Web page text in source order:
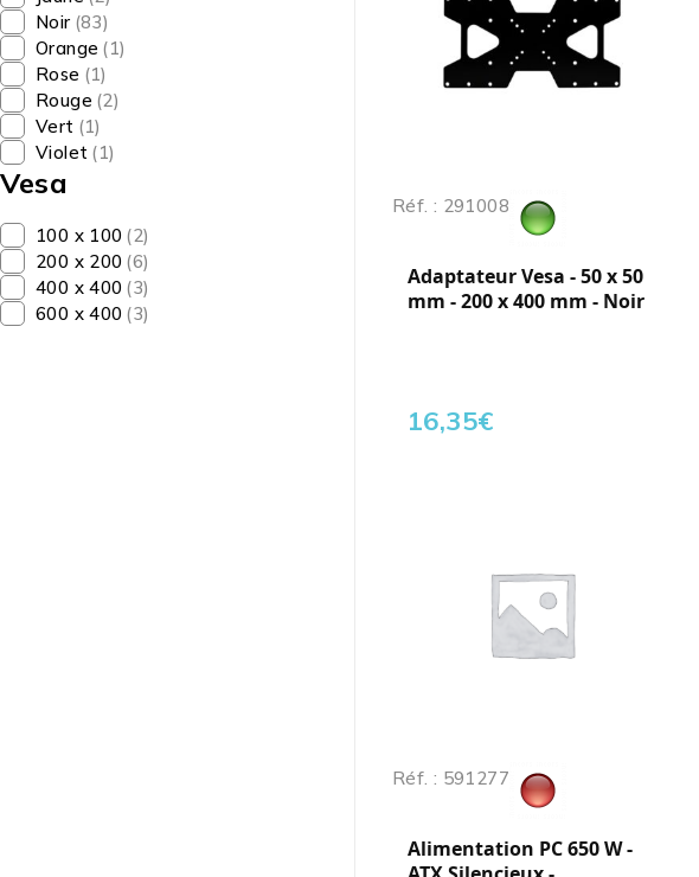
Noir (83)
Orange (1)
Rose (1)
Rouge (2)
Vert (1)
Violet (1)
Vesa
100 x 100 (2)
200 x 200 (6)
400 x 400 (3)
600 x 400 (3)
Réf. : 291008
Adaptateur Vesa - 50 x 50
mm - 200 x 400 mm - Noir
16,35€
Réf. : 591277
Alimentation PC 650 W -